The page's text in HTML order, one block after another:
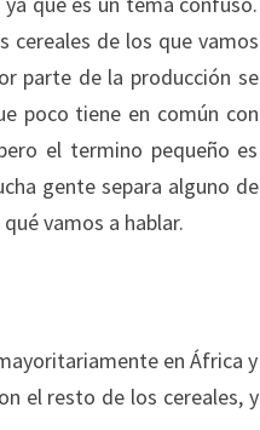
cereales de los que vamos
parte de la producción se
poco tiene en común con
el termino pequeño es
gente separa alguno de
vamos a hablar.
en África y
el resto de los cereales, y